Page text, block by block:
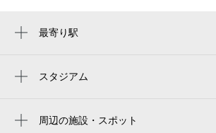
最寄り駅
スタジアム
周辺の施設・スポット